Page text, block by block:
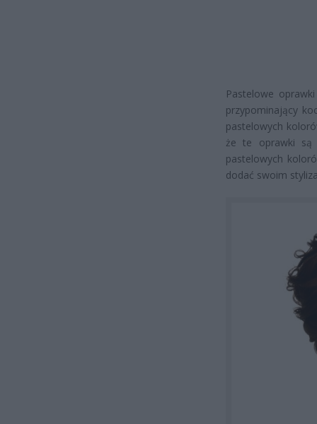
Pastelowe
przypominający
pastelowych
że te oprawki są
pastelowych
dodać swoim